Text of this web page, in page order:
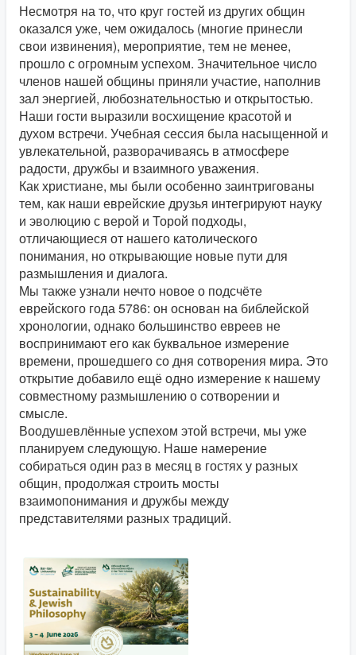
Несмотря на то, что круг гостей из других общин
оказался уже, чем ожидалось (многие принесли
свои извинения), мероприятие, тем не менее,
прошло с огромным успехом. Значительное число
членов нашей общины приняли участие, наполнив
зал энергией, любознательностью и открытостью.
Наши гости выразили восхищение красотой и
духом встречи. Учебная сессия была насыщенной и
увлекательной, разворачиваясь в атмосфере
радости, дружбы и взаимного уважения.
Как христиане, мы были особенно заинтригованы
тем, как наши еврейские друзья интегрируют науку
и эволюцию с верой и Торой подходы,
отличающиеся от нашего католического
понимания, но открывающие новые пути для
размышления и диалога.
Мы также узнали нечто новое о подсчёте
еврейского года 5786: он основан на библейской
хронологии, однако большинство евреев не
воспринимают его как буквальное измерение
времени, прошедшего со дня сотворения мира. Это
открытие добавило ещё одно измерение к нашему
совместному размышлению о сотворении и
смысле.
Воодушевлённые успехом этой встречи, мы уже
планируем следующую. Наше намерение
собираться один раз в месяц в гостях у разных
общин, продолжая строить мосты
взаимопонимания и дружбы между
представителями разных традиций.